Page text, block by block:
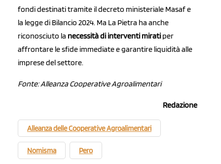
fondi destinati tramite il decreto ministeriale Masaf e
la legge di Bilancio 2024. Ma La Pietra ha anche
riconosciuto la necessità di interventi mirati per
affrontare le sfide immediate e garantire liquidità alle
imprese del settore.
Fonte: Alleanza Cooperative Agroalimentari
Redazione
Alleanza delle Cooperative Agroalimentari
Nomisma Pero